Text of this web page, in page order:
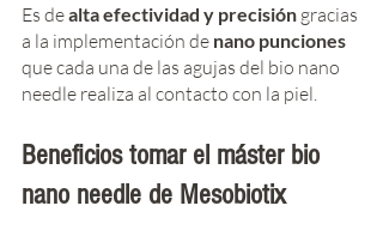
Es de alta efectividad y precisión gracias
a la implementación de nano punciones
que cada una de las agujas del bio nano
needle realiza al contacto con la piel.
Beneficios tomar el máster bio
nano needle de Mesobiotix